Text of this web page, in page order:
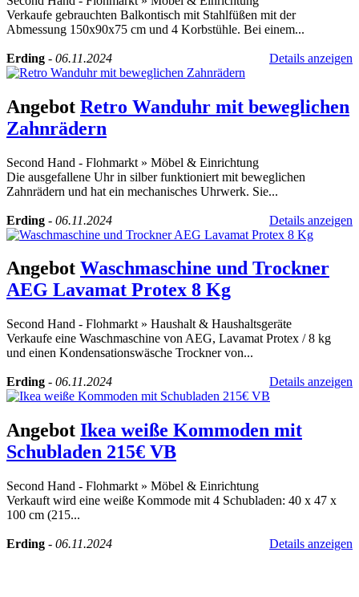
Verkaufe gebrauchten Balkontisch mit Stahlfüßen mit der
Abmessung 150x90x75 cm und 4 Korbstühle. Bei einem...
Erding - 06.11.2024 Details anzeigen
Angebot Retro Wanduhr mit beweglichen
Zahnrädern
Second Hand - Flohmarkt » Möbel & Einrichtung
Die ausgefallene Uhr in silber funktioniert mit beweglichen
Zahnrädern und hat ein mechanisches Uhrwerk. Sie...
Erding - 06.11.2024 Details anzeigen
Angebot Waschmaschine und Trockner
AEG Lavamat Protex 8 Kg
Second Hand - Flohmarkt » Haushalt & Haushaltsgeräte
Verkaufe eine Waschmaschine von AEG, Lavamat Protex / 8 kg
und einen Kondensationswäsche Trockner von...
Erding - 06.11.2024 Details anzeigen
Angebot Ikea weiße Kommoden mit
Schubladen 215€ VB
Second Hand - Flohmarkt » Möbel & Einrichtung
Verkauft wird eine weiße Kommode mit 4 Schubladen: 40 x 47 x
100 cm (215...
Erding - 06.11.2024 Details anzeigen